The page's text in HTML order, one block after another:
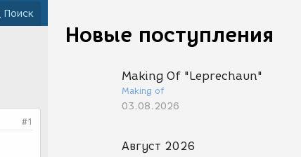
Новые поступления
Making Of "Leprechaun"
Making of
03.08.2026
Август 2026
Поиск
#1